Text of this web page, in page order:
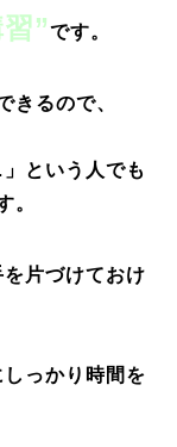
”です。
きるので、
という人でも
。
片づけておけ
っかり時間を